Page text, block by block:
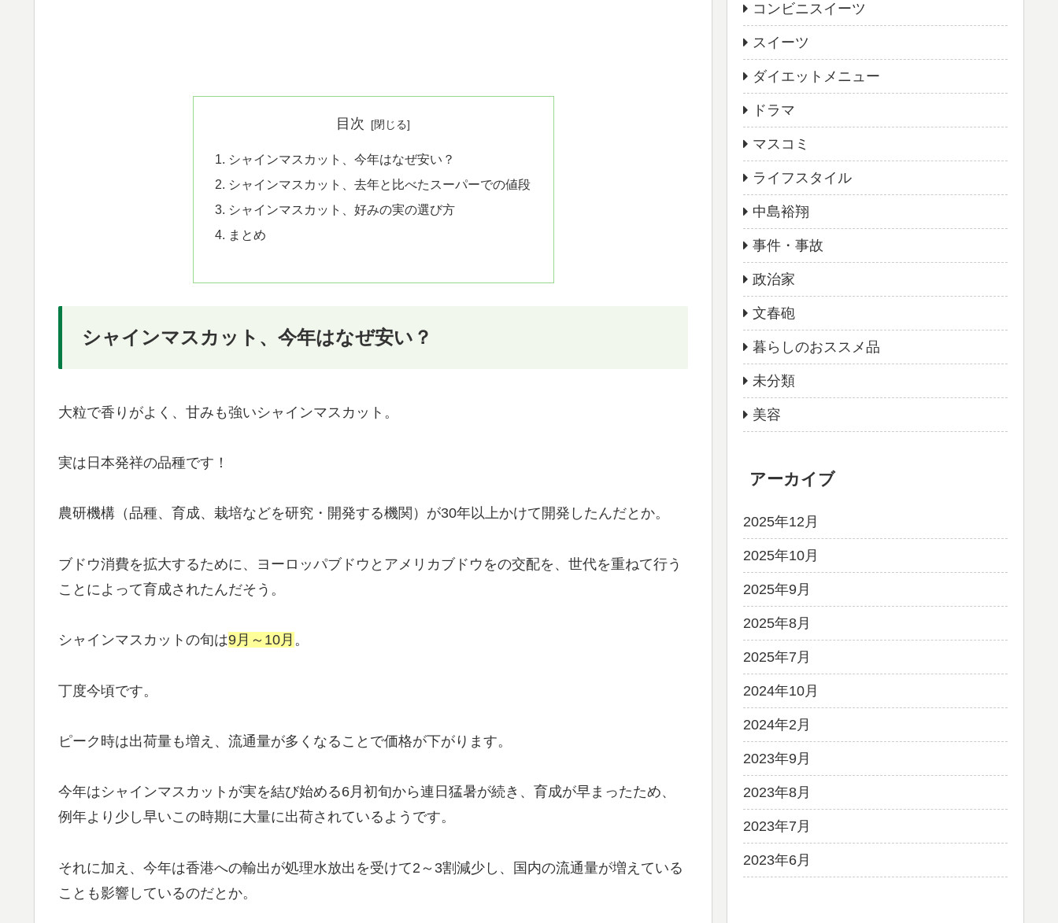
目次
シャインマスカット、今年はなぜ安い？
シャインマスカット、去年と比べたスーパーでの値段
シャインマスカット、好みの実の選び方
まとめ
シャインマスカット、今年はなぜ安い？
大粒で香りがよく、甘みも強いシャインマスカット。
実は日本発祥の品種です！
農研機構（品種、育成、栽培などを研究・開発する機関）が30年以上かけて開発したんだとか。
ブドウ消費を拡大するために、ヨーロッパブドウとアメリカブドウをの交配を、世代を重ねて行う
ことによって育成されたんだそう。
シャインマスカットの旬は9月～10月 。
丁度今頃です。
ピーク時は出荷量も増え、流通量が多くなることで価格が下がります。
今年はシャインマスカットが実を結び始める6月初旬から連日猛暑が続き、育成が早まったため、
例年より少し早いこの時期に大量に出荷されているようです。
それに加え、今年は香港への輸出が処理水放出を受けて2～3割減少し、国内の流通量が増えている
ことも影響しているのだとか。
コンビニスイーツ
スイーツ
ダイエットメニュー
ドラマ
マスコミ
ライフスタイル
中島裕翔
事件・事故
政治家
文春砲
暮らしのおススメ品
未分類
美容
アーカイブ
2025年12月
2025年10月
2025年9月
2025年8月
2025年7月
2024年10月
2024年2月
2023年9月
2023年8月
2023年7月
2023年6月